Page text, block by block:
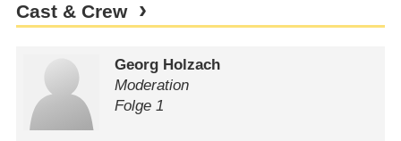
Cast & Crew
Georg Holzach
Moderation
Folge 1